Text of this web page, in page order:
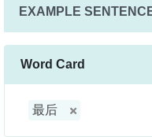
EXAMPLE
Word Card
最后